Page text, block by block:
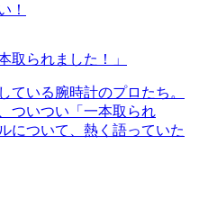
！
取られました！」
ている腕時計のプロたち。
ついつい「一本取られ
について、熱く語っていた